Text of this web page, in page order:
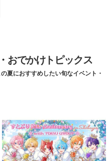
おでかけトピックス
夏におすすめしたい旬なイベント・